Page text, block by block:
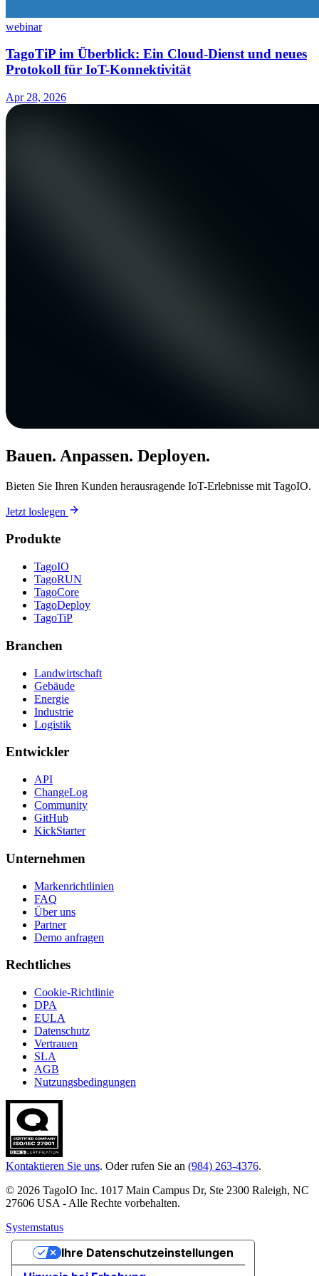
webinar
TagoTiP im Überblick: Ein Cloud-Dienst und neues
Protokoll für IoT-Konnektivität
Apr 28, 2026
Bauen. Anpassen. Deployen.
Bieten Sie Ihren Kunden herausragende IoT-Erlebnisse mit TagoIO.
Jetzt loslegen
Produkte
TagoIO
TagoRUN
TagoCore
TagoDeploy
TagoTiP
Branchen
Landwirtschaft
Gebäude
Energie
Industrie
Logistik
Entwickler
API
ChangeLog
Community
GitHub
KickStarter
Unternehmen
Markenrichtlinien
FAQ
Über uns
Partner
Demo anfragen
Rechtliches
Cookie-Richtlinie
DPA
EULA
Datenschutz
Vertrauen
SLA
AGB
Nutzungsbedingungen
Kontaktieren Sie uns. Oder rufen Sie an (984) 263-4376.
© 2026 TagoIO Inc. 1017 Main Campus Dr, Ste 2300 Raleigh, NC
27606 USA - Alle Rechte vorbehalten.
Systemstatus
Ihre Datenschutzeinstellungen